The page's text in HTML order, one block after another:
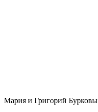
Мария и Григорий Бурковы